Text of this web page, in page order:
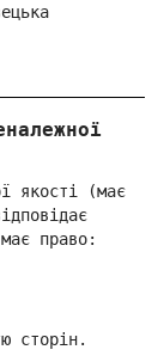
якості (має
право:
сторін.